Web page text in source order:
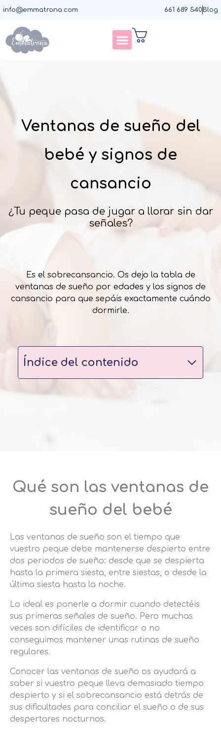
Ir
contenido
info@emmatrona.com 661 689 540 Blog
Ventanas de sueño del
bebé y signos de
cansancio
¿Tu peque pasa de jugar a llorar sin dar
señales?
Es el sobrecansancio. Os dejo la tabla de
ventanas de sueño por edades y los signos de
cansancio para que sepáis exactamente cuándo
dormirle.
Índice del contenido
Qué son las ventanas de
sueño del bebé
Las ventanas de sueño son el tiempo que
vuestro peque debe mantenerse despierto entre
dos periodos de sueño: desde que se despierta
hasta la primera siesta, entre siestas, o desde la
última siesta hasta la noche.
Lo ideal es ponerle a dormir cuando detectéis
sus primeras señales de sueño. Pero muchas
veces son difíciles de identificar o no
conseguimos mantener unas rutinas de sueño
regulares.
Conocer las ventanas de sueño os ayudará a
saber si vuestro peque lleva demasiado tiempo
despierto y si el sobrecansancio está detrás de
sus dificultades para conciliar el sueño o de sus
despertares nocturnos.